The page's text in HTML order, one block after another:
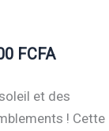
FCFA
et des
! Cette